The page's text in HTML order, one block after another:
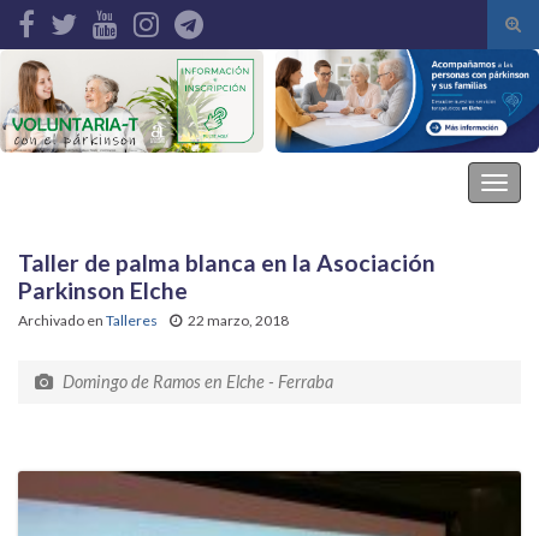
de
Search for:
Taller de palma blanca en la Asociación
Parkinson Elche
Archivado en Talleres 22 marzo, 2018
Domingo de Ramos en Elche - Ferraba